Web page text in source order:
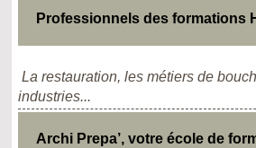
Professionnels des formations
La restauration, les métiers de
industries...
Archi Prepa’, votre école de